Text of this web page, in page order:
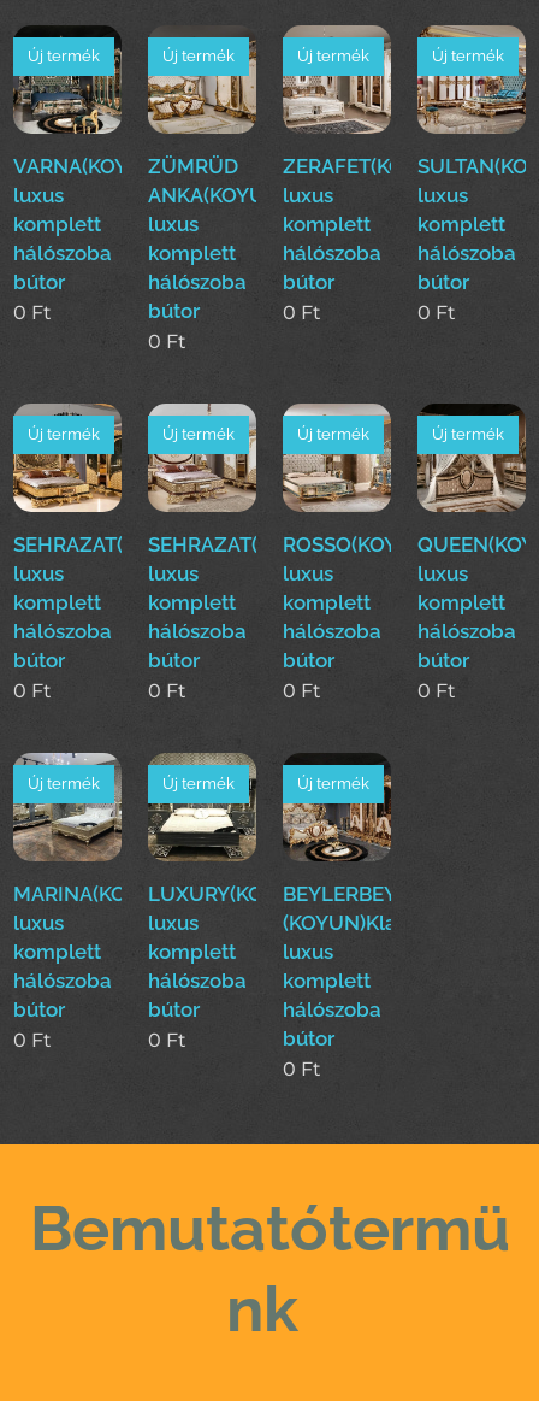
VARNA(KOYUN)Klasszikus
luxus
komplett
hálószoba
bútor
Új termék
0 Ft
ZÜMRÜD
ANKA(KOYUN)Klasszikus
luxus
komplett
hálószoba
bútor
Új termék
0 Ft
luxus
komplett
hálószoba
bútor
Új termék
0 Ft
luxus
komplett
hálószoba
bútor
Új termék
0 Ft
SEHRAZAT(KOYUN)Klasszikus
luxus
komplett
hálószoba
bútor
Új termék
0 Ft
SEHRAZAT(KOYUN)Klasszikus
luxus
komplett
hálószoba
bútor
Új termék
0 Ft
ROSSO(KOYUN)Klasszikus
luxus
komplett
hálószoba
bútor
Új termék
0 Ft
luxus
komplett
hálószoba
bútor
Új termék
0 Ft
MARINA(KOYUN)Klasszikus
luxus
komplett
hálószoba
bútor
Új termék
0 Ft
LUXURY(KOYUN)Klasszikus
luxus
komplett
hálószoba
bútor
Új termék
0 Ft
BEYLERBEYI
(KOYUN)Klasszikus
luxus
komplett
hálószoba
bútor
Új termék
0 Ft
Bemutatótermü
nk